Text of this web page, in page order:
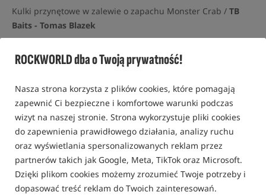
ROCKWORLD dba o Twoją prywatność!
Nasza strona korzysta z plików cookies, które pomagają
zapewnić Ci bezpieczne i komfortowe warunki podczas
wizyt na naszej stronie. Strona wykorzystuje pliki cookies
do zapewnienia prawidłowego działania, analizy ruchu
oraz wyświetlania spersonalizowanych reklam przez
partnerów takich jak Google, Meta, TikTok oraz Microsoft.
Dzięki plikom cookies możemy zrozumieć Twoje potrzeby i
dopasować treść reklam do Twoich zainteresowań.
Kulki przynętowe w zalewie o zapachu Monster Crab / TB
Baits - Tomas Blazek
4 opinie | ponad 60 osób kupiło ten produkt